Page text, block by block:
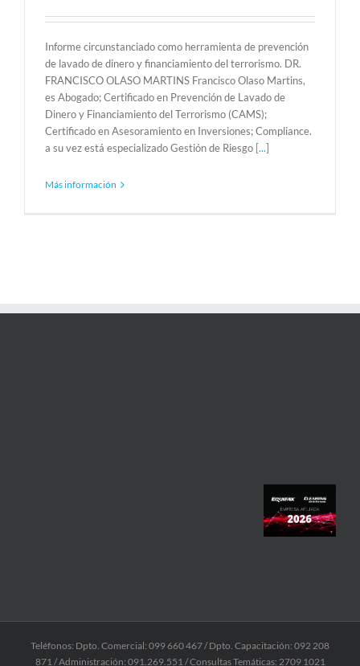
Informe circunstanciado como herramienta de prevención
de lavado de dinero y financiamiento del terrorismo. DR.
FRANCISCO OLASO MARTINS Francisco Olaso Martins,
es Abogado; Certificado en Prevención de Lavado de
Dinero y Financiamiento del Terrorismo (CAMS);
Certificado en Asesoramiento en Inversiones; Compliance.
a su vez está especializado Gestión de Riesgo [...]
Más información
Teléfonos: Dpto. Comercial: 099 660 467 / Dpto. Capacitación: 092 208
871 / Administración: 091.269.551 / Consultas Temáticas: 2709 1021